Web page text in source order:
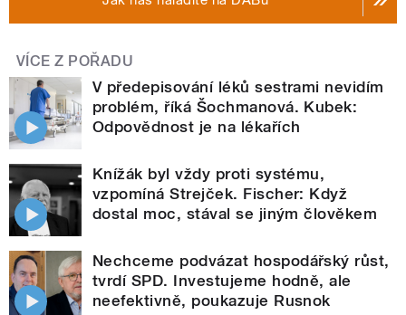
VÍCE Z POŘADU
V předepisování léků sestrami nevidím
problém, říká Šochmanová. Kubek:
Odpovědnost je na lékařích
Knížák byl vždy proti systému,
vzpomíná Strejček. Fischer: Když
dostal moc, stával se jiným člověkem
Nechceme podvázat hospodářský růst,
tvrdí SPD. Investujeme hodně, ale
neefektivně, poukazuje Rusnok